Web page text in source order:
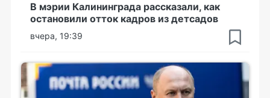
В мэрии Калининграда рассказали, как
остановили отток кадров из детсадов
вчера, 19:39